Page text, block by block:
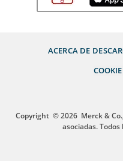
ACERCA DE
Copyright © 2026 Merck &
asociadas.